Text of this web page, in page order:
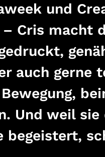
und
– Cris macht
auch gerne
Und weil
begeistert,